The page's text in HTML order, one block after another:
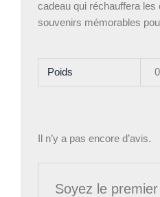
cadeau qui réchauffera
souvenirs mémorables
Poids
Il n’y a pas encore d’avis.
Soyez le